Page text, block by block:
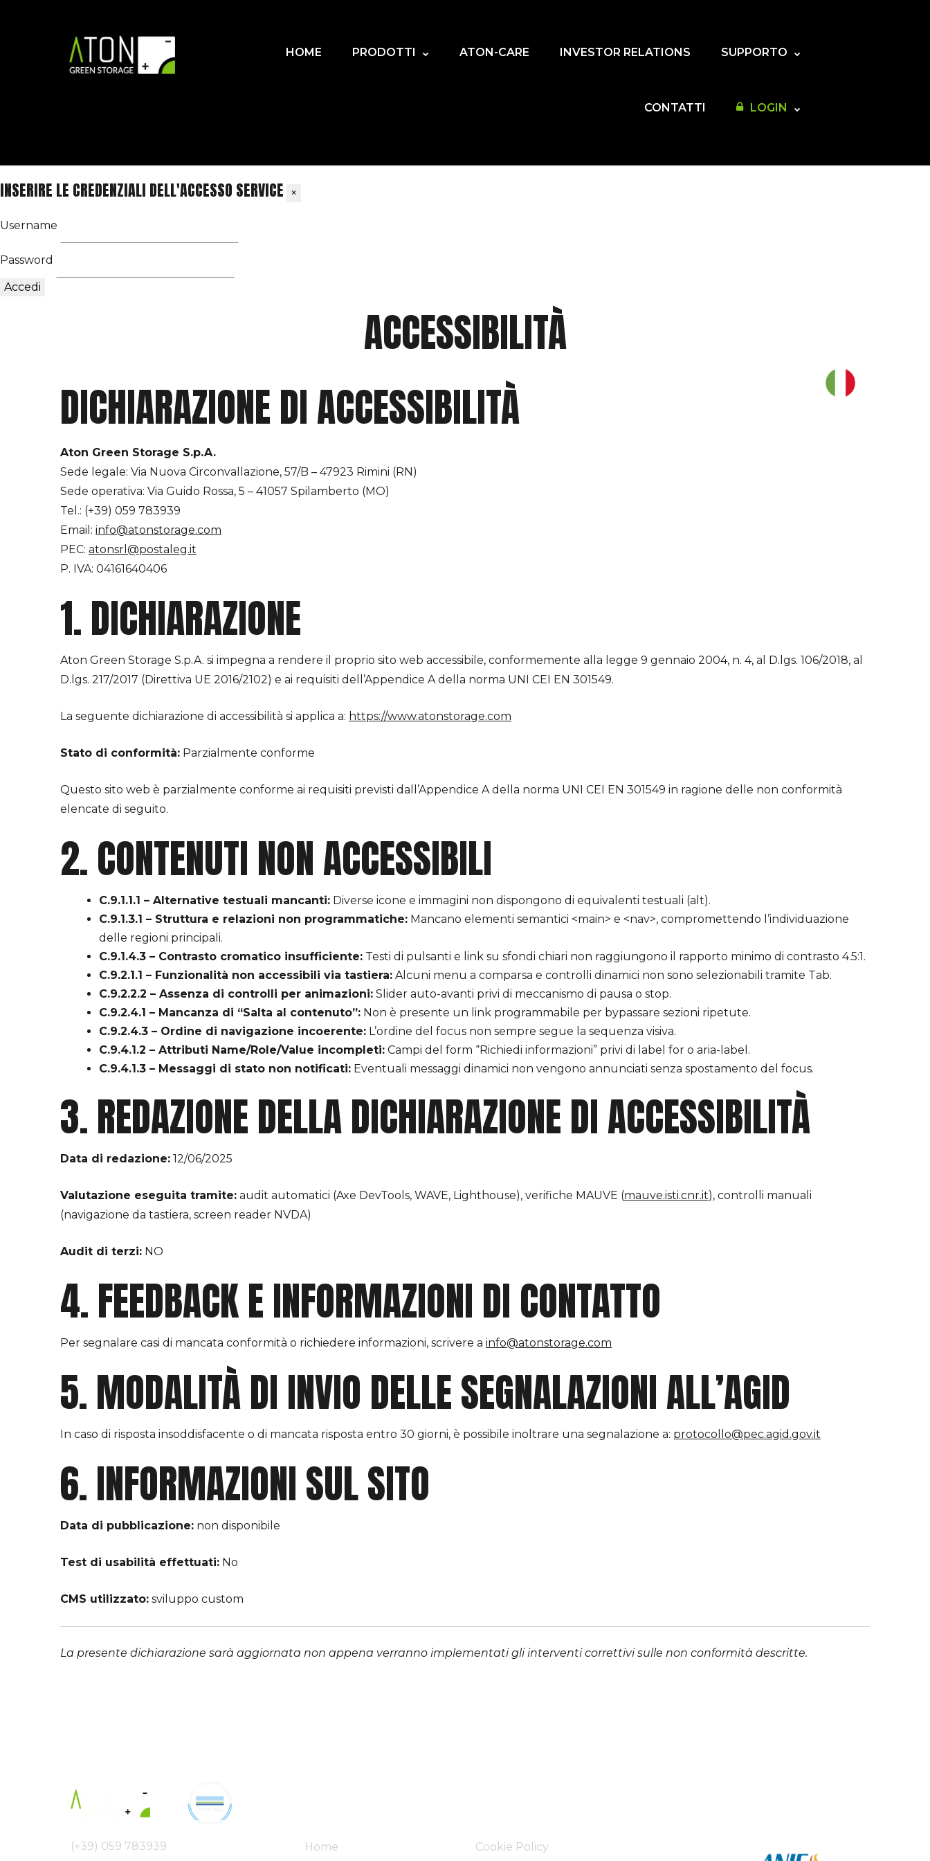
HOME PRODOTTI ATON-CARE INVESTOR RELATIONS SUPPORTO
CONTATTI LOGIN
INSERIRE LE CREDENZIALI DELL'ACCESSO SERVICE ×
Username
Password
Accedi
ACCESSIBILITÀ
DICHIARAZIONE DI ACCESSIBILITÀ
Aton Green Storage S.p.A.
Sede legale: Via Nuova Circonvallazione, 57/B – 47923 Rimini (RN)
Sede operativa: Via Guido Rossa, 5 – 41057 Spilamberto (MO)
Tel.: (+39) 059 783939
Email: info@atonstorage.com
PEC: atonsrl@postaleg.it
P. IVA: 04161640406
1. DICHIARAZIONE
Aton Green Storage S.p.A. si impegna a rendere il proprio sito web accessibile, conformemente alla legge 9 gennaio 2004, n. 4, al D.lgs. 106/2018, al
D.lgs. 217/2017 (Direttiva UE 2016/2102) e ai requisiti dell’Appendice A della norma UNI CEI EN 301549.
La seguente dichiarazione di accessibilità si applica a: https://www.atonstorage.com
Stato di conformità: Parzialmente conforme
Questo sito web è parzialmente conforme ai requisiti previsti dall’Appendice A della norma UNI CEI EN 301549 in ragione delle non conformità
elencate di seguito.
2. CONTENUTI NON ACCESSIBILI
C.9.1.1.1 – Alternative testuali mancanti: Diverse icone e immagini non dispongono di equivalenti testuali (alt).
C.9.1.3.1 – Struttura e relazioni non programmatiche: Mancano elementi semantici <main> e <nav>, compromettendo l’individuazione
delle regioni principali.
C.9.1.4.3 – Contrasto cromatico insufficiente: Testi di pulsanti e link su sfondi chiari non raggiungono il rapporto minimo di contrasto 4.5:1.
C.9.2.1.1 – Funzionalità non accessibili via tastiera: Alcuni menu a comparsa e controlli dinamici non sono selezionabili tramite Tab.
C.9.2.2.2 – Assenza di controlli per animazioni: Slider auto-avanti privi di meccanismo di pausa o stop.
C.9.2.4.1 – Mancanza di “Salta al contenuto”: Non è presente un link programmabile per bypassare sezioni ripetute.
C.9.2.4.3 – Ordine di navigazione incoerente: L’ordine del focus non sempre segue la sequenza visiva.
C.9.4.1.2 – Attributi Name/Role/Value incompleti: Campi del form “Richiedi informazioni” privi di label for o aria-label.
C.9.4.1.3 – Messaggi di stato non notificati: Eventuali messaggi dinamici non vengono annunciati senza spostamento del focus.
3. REDAZIONE DELLA DICHIARAZIONE DI ACCESSIBILITÀ
Data di redazione: 12/06/2025
Valutazione eseguita tramite: audit automatici (Axe DevTools, WAVE, Lighthouse), verifiche MAUVE (mauve.isti.cnr.it), controlli manuali
(navigazione da tastiera, screen reader NVDA)
Audit di terzi: NO
4. FEEDBACK E INFORMAZIONI DI CONTATTO
Per segnalare casi di mancata conformità o richiedere informazioni, scrivere a info@atonstorage.com
5. MODALITÀ DI INVIO DELLE SEGNALAZIONI ALL’AGID
In caso di risposta insoddisfacente o di mancata risposta entro 30 giorni, è possibile inoltrare una segnalazione a: protocollo@pec.agid.gov.it
6. INFORMAZIONI SUL SITO
Data di pubblicazione: non disponibile
Test di usabilità effettuati: No
CMS utilizzato: sviluppo custom
La presente dichiarazione sarà aggiornata non appena verranno implementati gli interventi correttivi sulle non conformità descritte.
(+39) 059 783939 Home Cookie Policy